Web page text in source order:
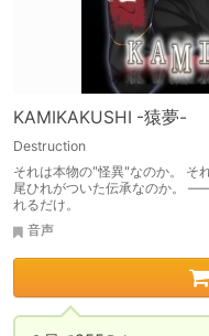
KAMIKAKUSHI -猿夢-
Destruction
それは本物の"怪異"なのか。 そ
尾ひれがついた伝承なのか。
れるだけ。
音声